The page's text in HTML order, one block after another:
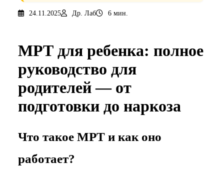
24.11.2025 Др. Лаб 6 мин.
МРТ для ребенка: полное
руководство для
родителей — от
подготовки до наркоза
Что такое МРТ и как оно
работает?